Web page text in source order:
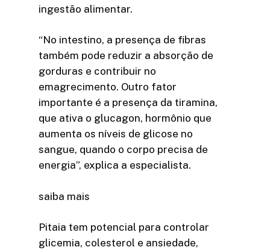
ingestão alimentar.
“No intestino, a presença de fibras
também pode reduzir a absorção de
gorduras e contribuir no
emagrecimento. Outro fator
importante é a presença da tiramina,
que ativa o glucagon, hormônio que
aumenta os níveis de glicose no
sangue, quando o corpo precisa de
energia”, explica a especialista.
saiba mais
Pitaia tem potencial para controlar
glicemia, colesterol e ansiedade,